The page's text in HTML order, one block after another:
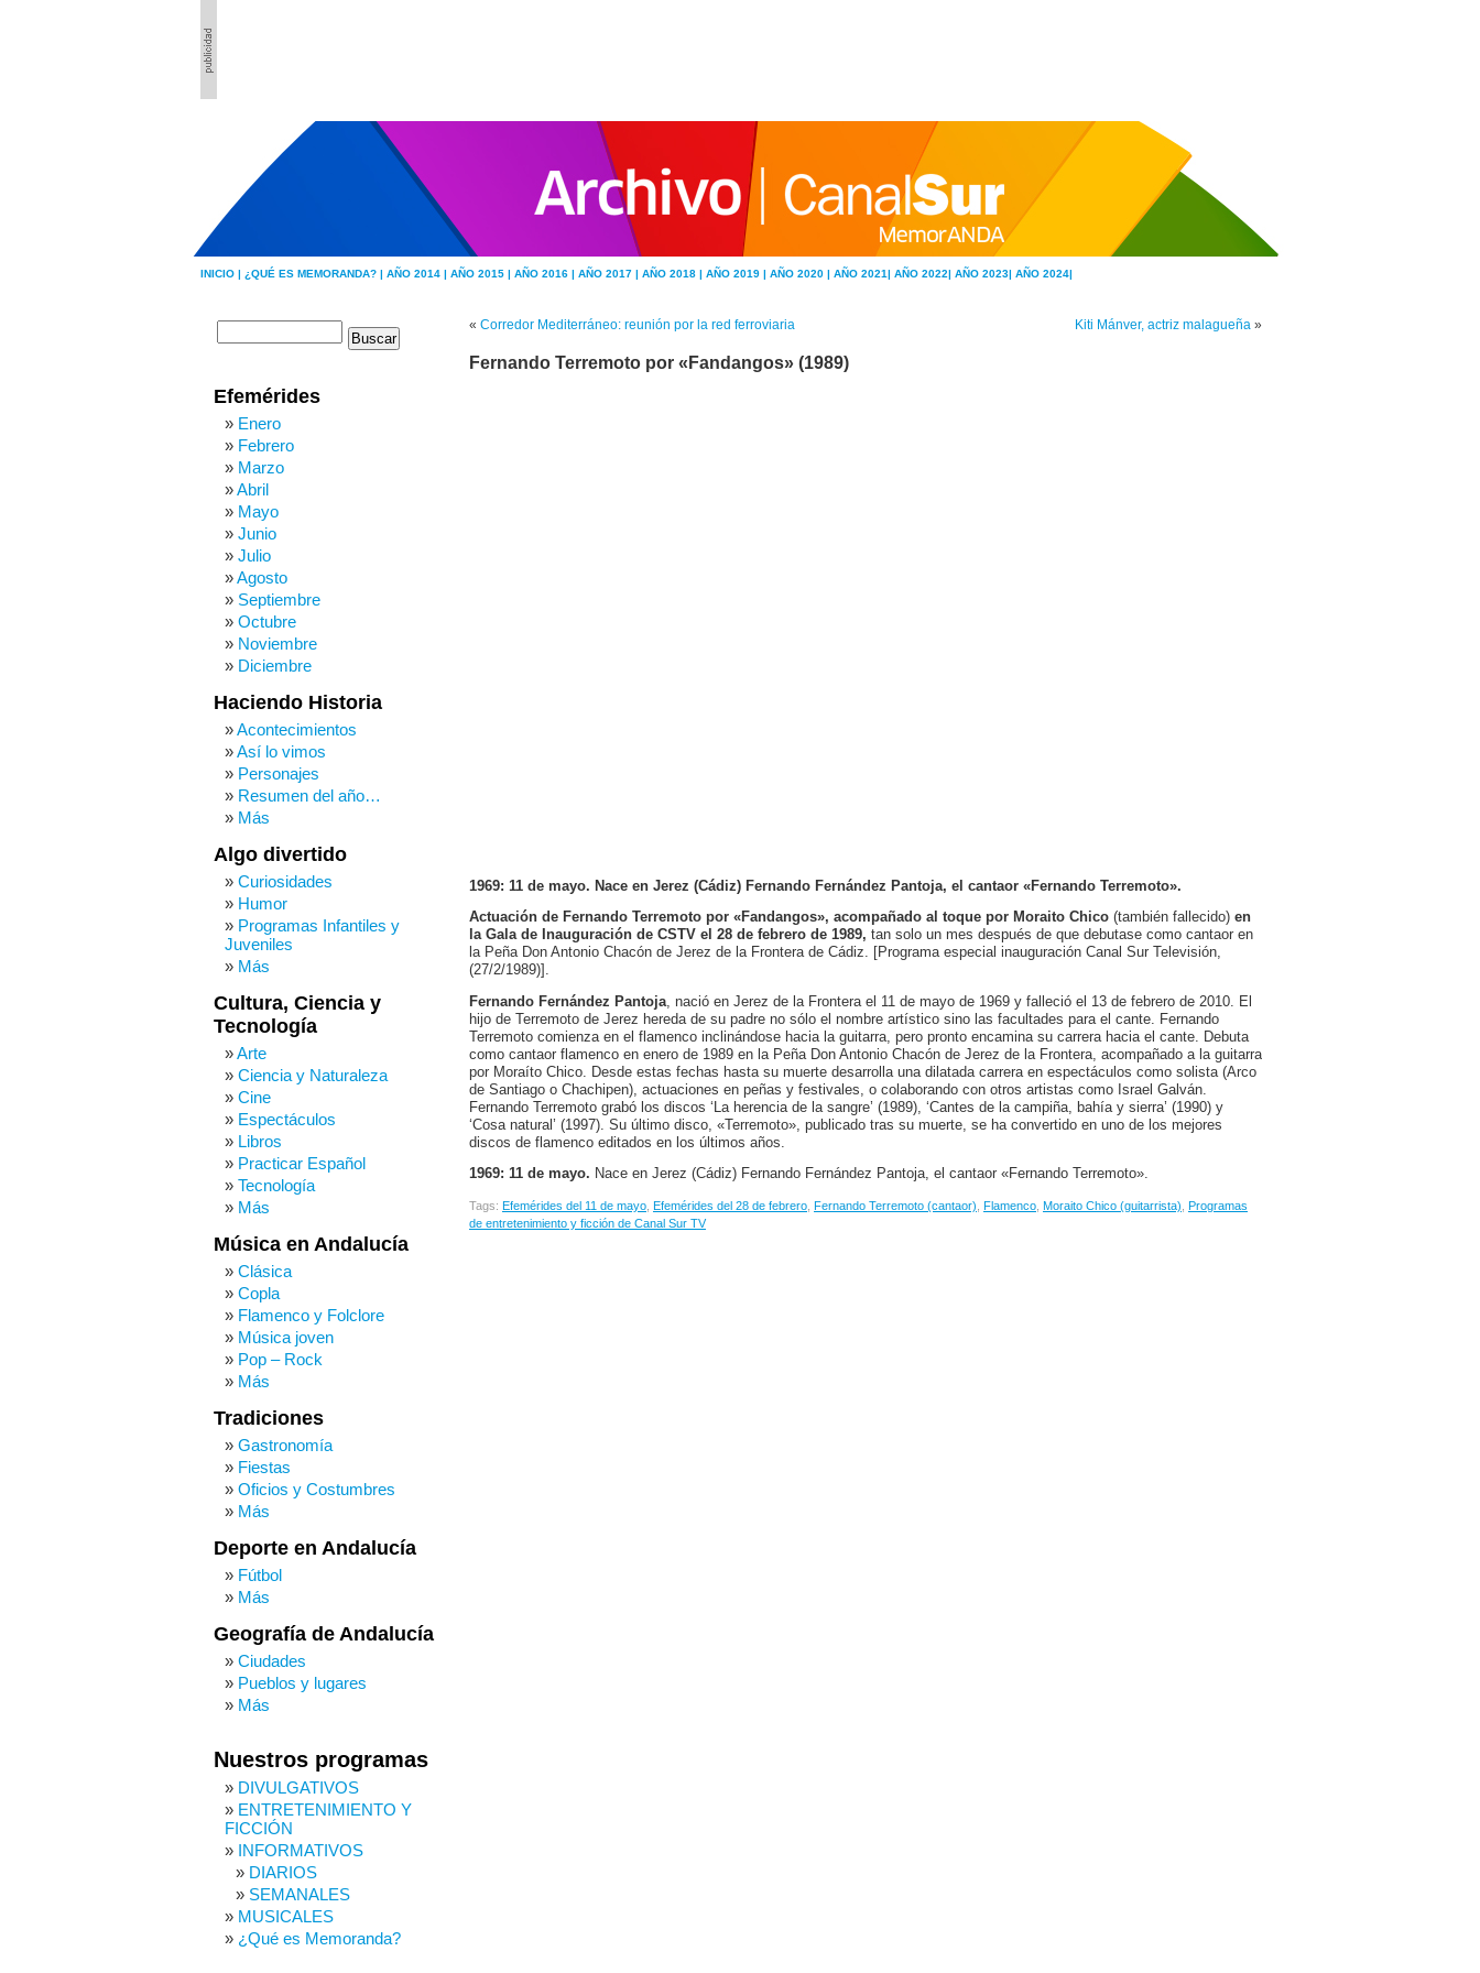
INICIO | ¿QUÉ ES MEMORANDA? | AÑO 2014 | AÑO 2015 | AÑO 2016 | AÑO 2017 | AÑO 2018 | AÑO 2019 | AÑO 2020 | AÑO 2021| AÑO 2022| AÑO 2023| AÑO 2024|
« Corredor Mediterráneo: reunión por la red ferroviaria Kiti Mánver, actriz malagueña »
Fernando Terremoto por «Fandangos» (1989)
1969: 11 de mayo. Nace en Jerez (Cádiz) Fernando Fernández Pantoja, el cantaor «Fernando Terremoto».
Actuación de Fernando Terremoto por «Fandangos», acompañado al toque por Moraito Chico (también fallecido) en
la Gala de Inauguración de CSTV el 28 de febrero de 1989, tan solo un mes después de que debutase como cantaor en
la Peña Don Antonio Chacón de Jerez de la Frontera de Cádiz. [Programa especial inauguración Canal Sur Televisión,
(27/2/1989)].
Fernando Fernández Pantoja , nació en Jerez de la Frontera el 11 de mayo de 1969 y falleció el 13 de febrero de 2010. El
hijo de Terremoto de Jerez hereda de su padre no sólo el nombre artístico sino las facultades para el cante. Fernando
Terremoto comienza en el flamenco inclinándose hacia la guitarra, pero pronto encamina su carrera hacia el cante. Debuta
como cantaor flamenco en enero de 1989 en la Peña Don Antonio Chacón de Jerez de la Frontera, acompañado a la guitarra
por Moraíto Chico. Desde estas fechas hasta su muerte desarrolla una dilatada carrera en espectáculos como solista (Arco
de Santiago o Chachipen), actuaciones en peñas y festivales, o colaborando con otros artistas como Israel Galván.
Fernando Terremoto grabó los discos ‘La herencia de la sangre’ (1989), ‘Cantes de la campiña, bahía y sierra’ (1990) y
‘Cosa natural’ (1997). Su último disco, «Terremoto», publicado tras su muerte, se ha convertido en uno de los mejores
discos de flamenco editados en los últimos años.
1969: 11 de mayo. Nace en Jerez (Cádiz) Fernando Fernández Pantoja, el cantaor «Fernando Terremoto».
Tags: Efemérides del 11 de mayo Efemérides del 28 de febrero Fernando Terremoto (cantaor) Flamenco Moraito Chico (guitarrista) Programas
de entretenimiento y ficción de Canal Sur TV
Efemérides
Enero
Febrero
Marzo
Abril
Mayo
Junio
Julio
Agosto
Septiembre
Octubre
Noviembre
Diciembre
Haciendo Historia
Acontecimientos
Así lo vimos
Personajes
Resumen del año…
Más
Algo divertido
Curiosidades
Humor
Programas Infantiles y
Juveniles
Más
Cultura, Ciencia y
Tecnología
Arte
Ciencia y Naturaleza
Cine
Espectáculos
Libros
Practicar Español
Tecnología
Más
Música en Andalucía
Clásica
Copla
Flamenco y Folclore
Música joven
Pop – Rock
Más
Tradiciones
Gastronomía
Fiestas
Oficios y Costumbres
Más
Deporte en Andalucía
Fútbol
Más
Geografía de Andalucía
Ciudades
Pueblos y lugares
Más
Nuestros programas
DIVULGATIVOS
ENTRETENIMIENTO Y
FICCIÓN
INFORMATIVOS
DIARIOS
SEMANALES
MUSICALES
¿Qué es Memoranda?